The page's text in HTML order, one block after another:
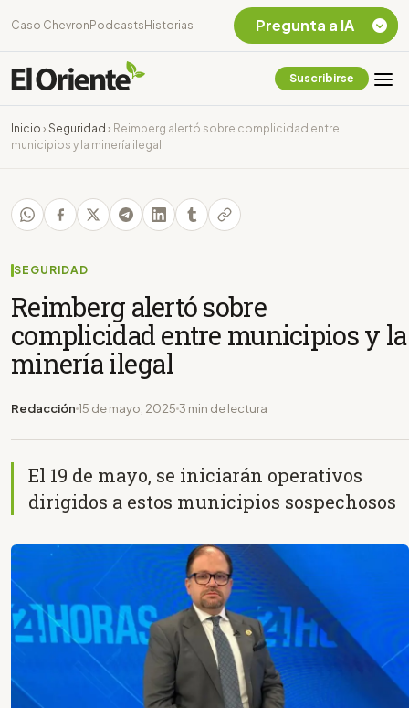
Caso Chevron Podcasts Historias
Suscribirse
Inicio › Seguridad › Reimberg alertó sobre complicidad entre
municipios y la minería ilegal
SEGURIDAD
Reimberg alertó sobre
complicidad entre municipios y la
minería ilegal
Redacción 15 de mayo, 2025 3 min de lectura
El 19 de mayo, se iniciarán operativos
dirigidos a estos municipios sospechosos
Pregunta a IA
Chevron Ecuador